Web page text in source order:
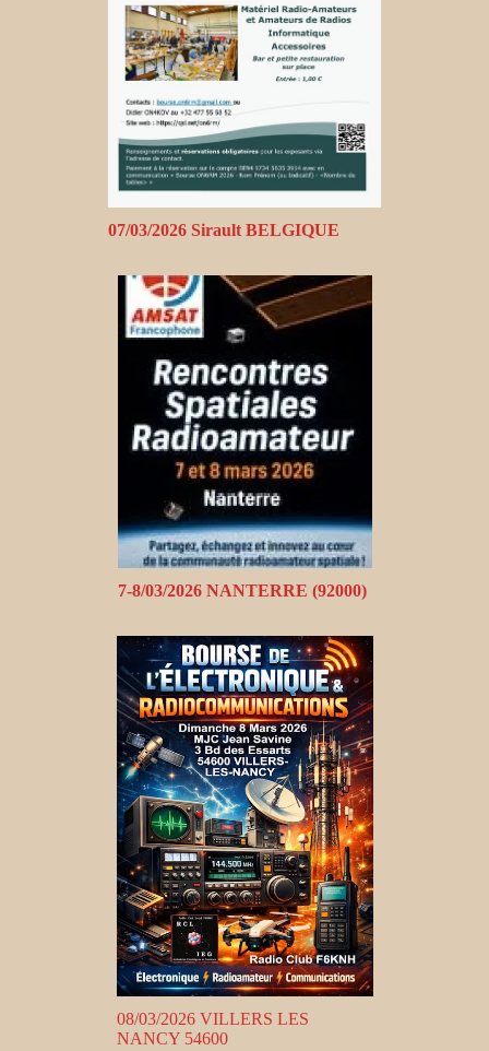
07/03/2026 Sirault BELGIQUE
7-8/03/2026 NANTERRE (92000)
08/03/2026 VILLERS LES
NANCY 54600